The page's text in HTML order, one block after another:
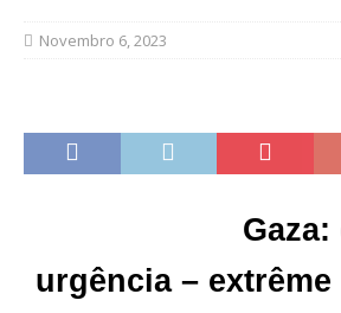
Novembro 6, 2023
urgência –